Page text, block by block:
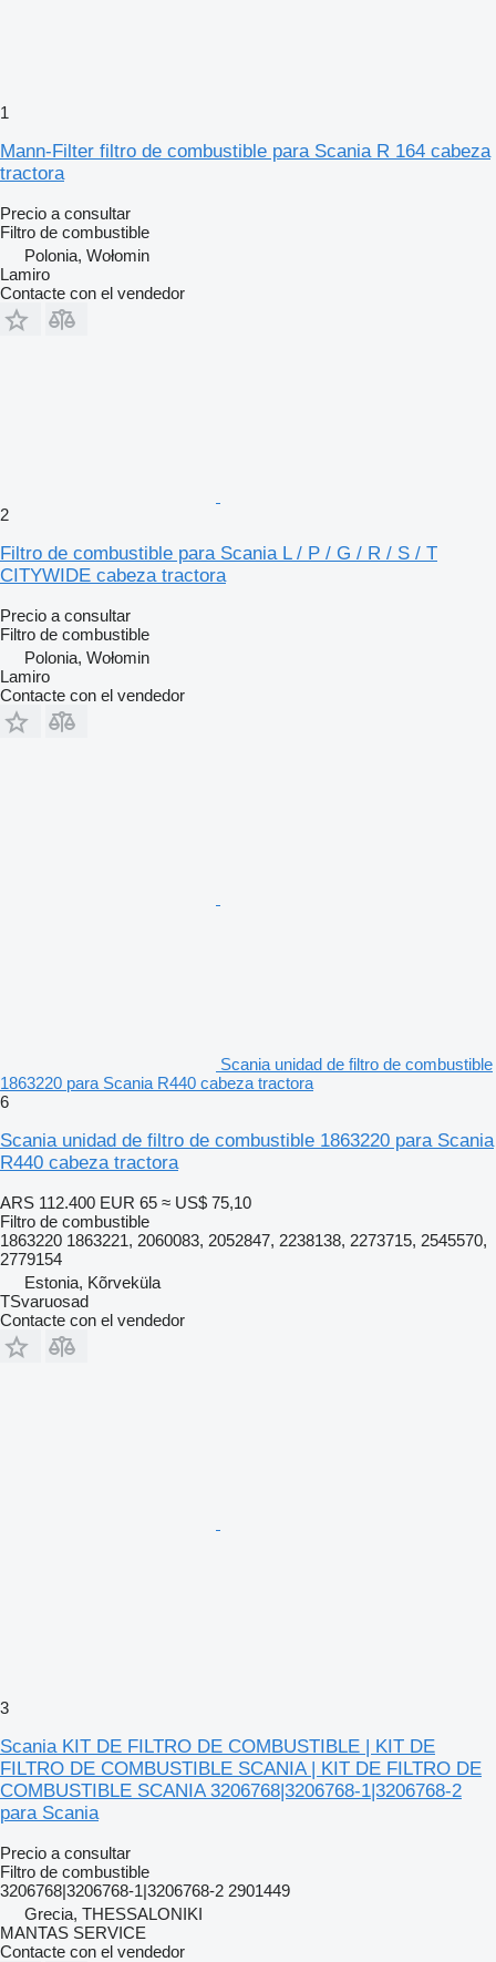
1
Mann-Filter filtro de combustible para Scania R 164 cabeza
tractora
Precio a consultar
Filtro de combustible
Polonia, Wołomin
Lamiro
Contacte con el vendedor
2
Filtro de combustible para Scania L / P / G / R / S / T
CITYWIDE cabeza tractora
Precio a consultar
Filtro de combustible
Polonia, Wołomin
Lamiro
Contacte con el vendedor
Scania unidad de filtro de combustible
1863220 para Scania R440 cabeza tractora
6
Scania unidad de filtro de combustible 1863220 para Scania
R440 cabeza tractora
ARS 112.400 EUR 65 ≈ US$ 75,10
Filtro de combustible
1863220 1863221, 2060083, 2052847, 2238138, 2273715, 2545570,
2779154
Estonia, Kõrveküla
TSvaruosad
Contacte con el vendedor
3
Scania KIT DE FILTRO DE COMBUSTIBLE | KIT DE
FILTRO DE COMBUSTIBLE SCANIA | KIT DE FILTRO DE
COMBUSTIBLE SCANIA 3206768|3206768-1|3206768-2
para Scania
Precio a consultar
Filtro de combustible
3206768|3206768-1|3206768-2 2901449
Grecia, THESSALONIKI
MANTAS SERVICE
Contacte con el vendedor